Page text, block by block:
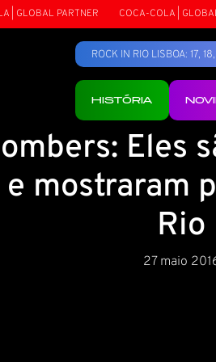
GLOBAL PARTNER COCA-COLA | GLOBAL
ROCK IN RIO LISBOA: 17,
HISTÓRIA
Eles
mostraram
Rio
27 maio